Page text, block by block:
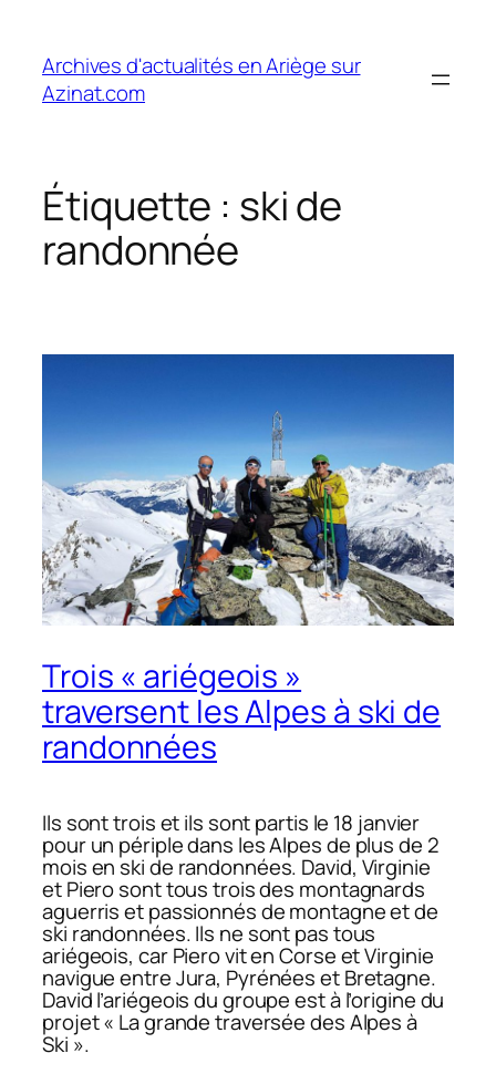
contenu
Archives d'actualités en Ariège sur
Azinat.com
Étiquette : ski de
randonnée
Trois « ariégeois »
traversent les Alpes à ski de
randonnées
Ils sont trois et ils sont partis le 18 janvier
pour un périple dans les Alpes de plus de 2
mois en ski de randonnées. David, Virginie
et Piero sont tous trois des montagnards
aguerris et passionnés de montagne et de
ski randonnées. Ils ne sont pas tous
ariégeois, car Piero vit en Corse et Virginie
navigue entre Jura, Pyrénées et Bretagne.
David l’ariégeois du groupe est à l’origine du
projet « La grande traversée des Alpes à
Ski ».